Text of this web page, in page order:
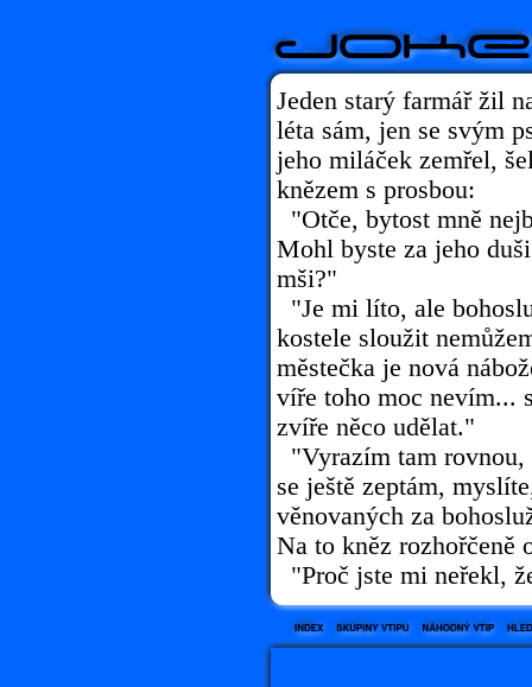
Jeden starý farmář žil
léta sám, jen se svým
jeho miláček zemřel,
knězem s prosbou:
"Otče, bytost mně
Mohl byste za jeho
mši?"
"Je mi líto, ale
kostele sloužit
městečka je nová
víře toho moc nevím...
zvíře něco udělat."
"Vyrazím tam
se ještě zeptám,
věnovaných za
Na to kněz rozhořčeně
"Proč jste mi neřekl,